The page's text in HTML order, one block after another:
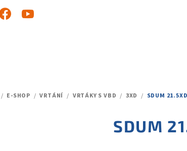
DOMŮ
/ E-SHOP / VRTÁNÍ / VRTÁKY S VBD / 3XD / SDUM
SDUM